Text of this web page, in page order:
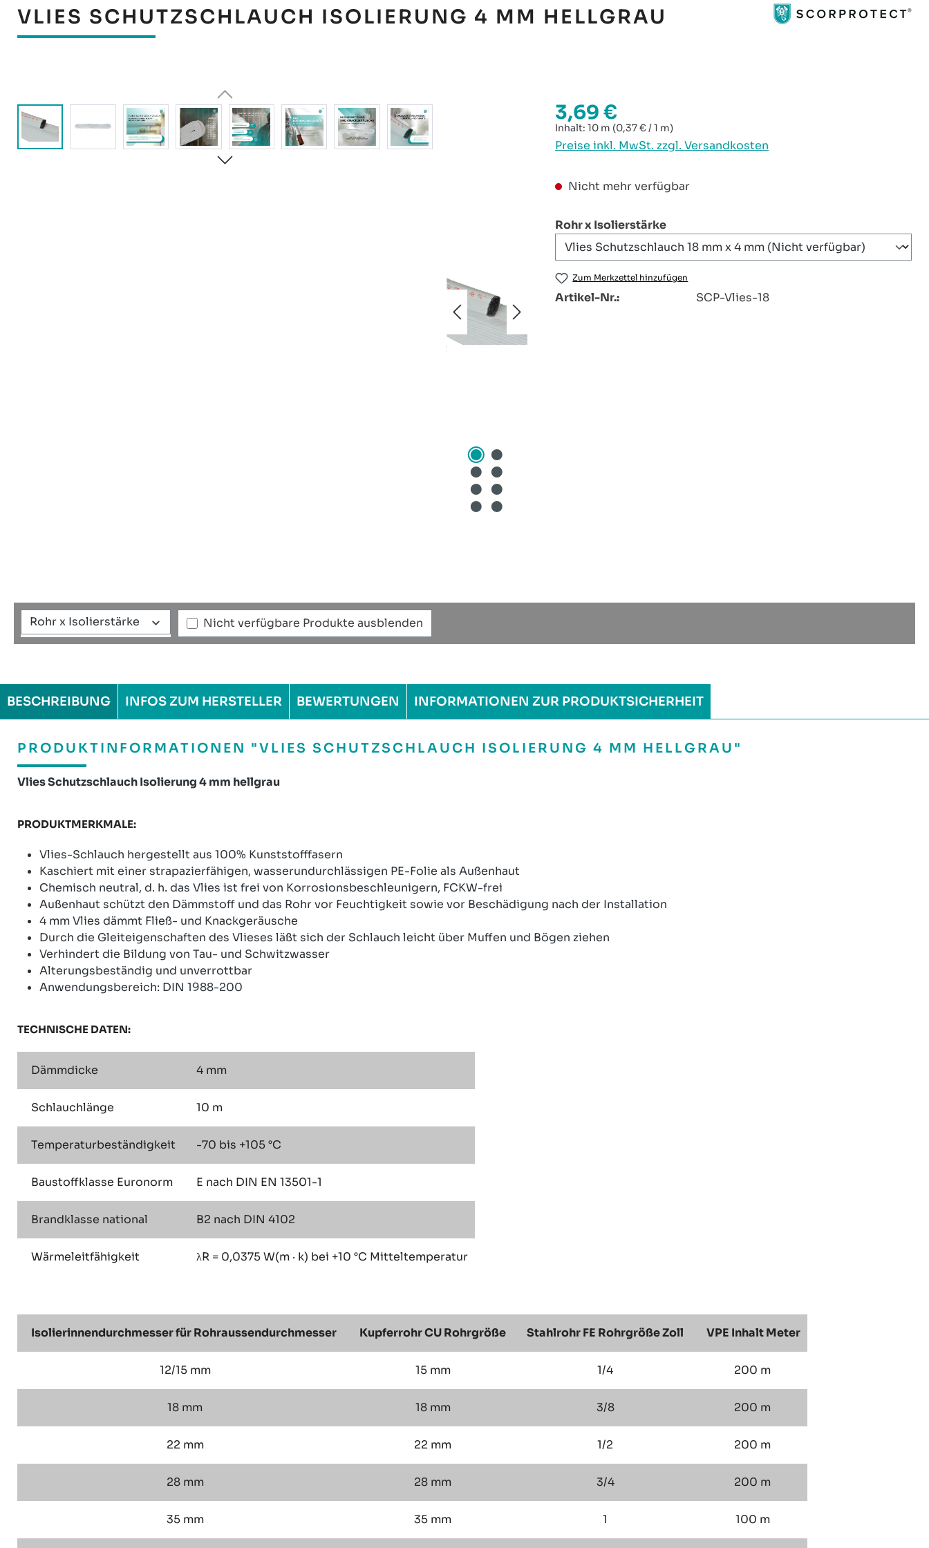
VLIES SCHUTZSCHLAUCH ISOLIERUNG 4 MM HELLGRAU
Bildergalerie überspringen Regulärer Preis:
3,69 €
Inhalt:10 m (0,37 € / 1 m)
Preise inkl. MwSt. zzgl. Versandkosten
Nicht mehr verfügbar
Rohr x Isolierstärkeauswählen
Zum Merkzettel hinzufügen
Artikel-Nr.: SCP-Vlies-18
Rohr x Isolierstärke Nicht verfügbare Produkte ausblenden
BESCHREIBUNG INFOS ZUM HERSTELLER BEWERTUNGEN INFORMATIONEN ZUR PRODUKTSICHERHEIT
PRODUKTINFORMATIONEN "VLIES SCHUTZSCHLAUCH ISOLIERUNG 4 MM HELLGRAU"
Vlies Schutzschlauch Isolierung 4 mm hellgrau
PRODUKTMERKMALE:
Vlies-Schlauch hergestellt aus 100% Kunststofffasern
Kaschiert mit einer strapazierfähigen, wasserundurchlässigen PE-Folie als Außenhaut
Chemisch neutral, d. h. das Vlies ist frei von Korrosionsbeschleunigern, FCKW-frei
Außenhaut schützt den Dämmstoff und das Rohr vor Feuchtigkeit sowie vor Beschädigung nach der Installation
4 mm Vlies dämmt Fließ- und Knackgeräusche
Durch die Gleiteigenschaften des Vlieses läßt sich der Schlauch leicht über Muffen und Bögen ziehen
Verhindert die Bildung von Tau- und Schwitzwasser
Alterungsbeständig und unverrottbar
Anwendungsbereich: DIN 1988-200
TECHNISCHE DATEN:
Dämmdicke 4 mm
Schlauchlänge 10 m
Temperaturbeständigkeit -70 bis +105 °C
Baustoffklasse Euronorm E nach DIN EN 13501-1
Brandklasse national B2 nach DIN 4102
Wärmeleitfähigkeit λR = 0,0375 W(m · k) bei +10 °C Mitteltemperatur
Isolierinnendurchmesser für Rohraussendurchmesser Kupferrohr CU Rohrgröße Stahlrohr FE Rohrgröße Zoll VPE Inhalt Meter
12/15 mm 15 mm 1/4 200 m
18 mm 18 mm 3/8 200 m
22 mm 22 mm 1/2 200 m
28 mm 28 mm 3/4 200 m
35 mm 35 mm 1 100 m